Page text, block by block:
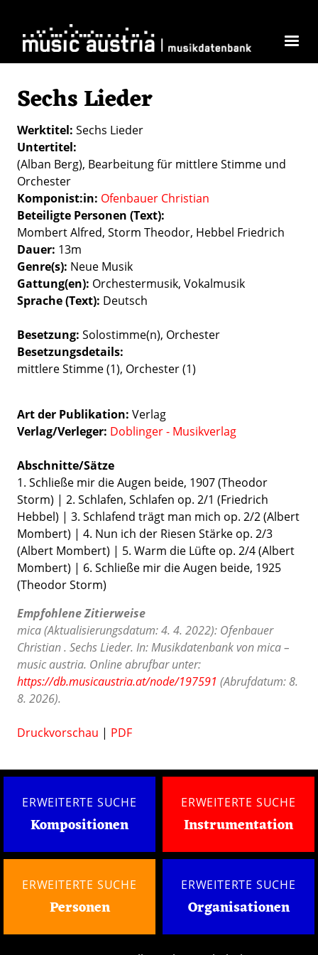
Sechs Lieder
Werktitel Sechs Lieder
Untertitel
(Alban Berg), Bearbeitung für mittlere Stimme und
Orchester
Komponist:in Ofenbauer Christian
Beteiligte Personen (Text)
Mombert Alfred, Storm Theodor, Hebbel Friedrich
Dauer 13m
Genre(s) Neue Musik
Gattung(en) Orchestermusik Vokalmusik
Sprache (Text) Deutsch
Besetzung Solostimme(n) Orchester
Besetzungsdetails
mittlere Stimme (1), Orchester (1)
Art der Publikation Verlag
Verlag/Verleger Doblinger - Musikverlag
Abschnitte/Sätze
1. Schließe mir die Augen beide, 1907 (Theodor
Storm) | 2. Schlafen, Schlafen op. 2/1 (Friedrich
Hebbel) | 3. Schlafend trägt man mich op. 2/2 (Albert
Mombert) | 4. Nun ich der Riesen Stärke op. 2/3
(Albert Mombert) | 5. Warm die Lüfte op. 2/4 (Albert
Mombert) | 6. Schließe mir die Augen beide, 1925
(Theodor Storm)
Empfohlene Zitierweise
mica (Aktualisierungsdatum: 4. 4. 2022): Ofenbauer
Christian . Sechs Lieder. In: Musikdatenbank von mica –
music austria. Online abrufbar unter:
https://db.musicaustria.at/node/197591 (Abrufdatum: 8.
8. 2026).
Druckvorschau | PDF
ERWEITERTE SUCHE
Kompositionen
ERWEITERTE SUCHE
Instrumentation
ERWEITERTE SUCHE
Personen
ERWEITERTE SUCHE
Organisationen